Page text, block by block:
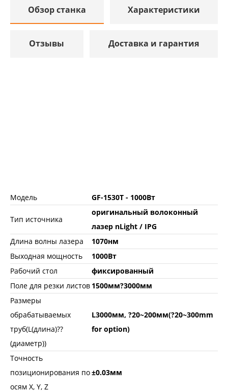
Обзор станка Характеристики
Отзывы Доставка и гарантия
Модель GF-1530T - 1000Вт
Тип источника
оригинальный волоконный
лазер nLight / IPG
Длина волны лазера
1070нм
Выходная мощность
1000Вт
Рабочий стол
фиксированный
Поле для резки листов 1500мм?3000мм
Размеры
обрабатываемых
труб(L(длина)??
(диаметр))
L3000мм, ?20~200мм(?20~300mm
for option)
Точность
позиционирования по
осям X, Y, Z
±0.03мм